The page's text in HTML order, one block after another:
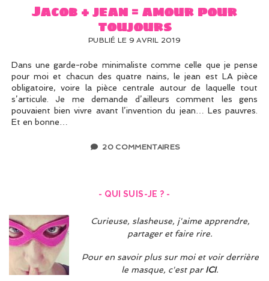
Jacob + jean = amour pour
toujours
PUBLIÉ LE 9 AVRIL 2019
Dans une garde-robe minimaliste comme celle que je pense
pour moi et chacun des quatre nains, le jean est LA pièce
obligatoire, voire la pièce centrale autour de laquelle tout
s’articule. Je me demande d’ailleurs comment les gens
pouvaient bien vivre avant l’invention du jean… Les pauvres.
Et en bonne…
20 COMMENTAIRES
- QUI SUIS-JE ? -
Curieuse, slasheuse, j'aime apprendre,
partager et faire rire.
Pour en savoir plus sur moi et voir derrière
le masque, c'est par ICI.